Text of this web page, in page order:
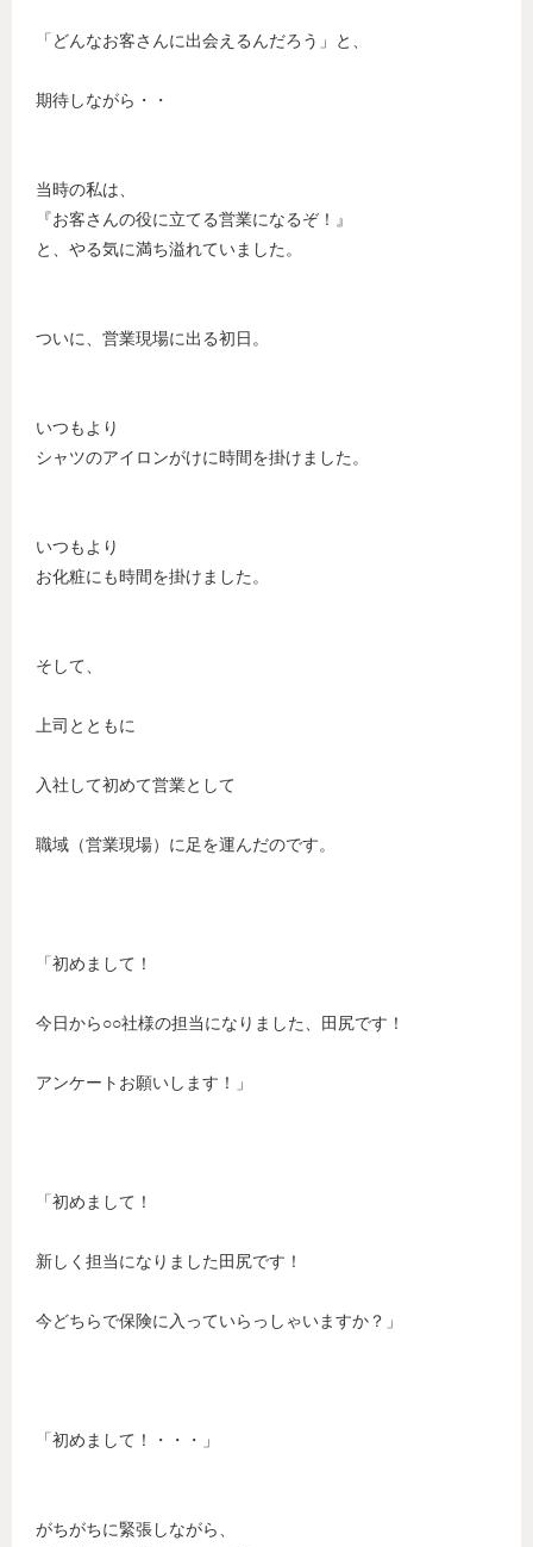
「どんなお客さんに出会えるんだろう」と、
期待しながら・・
当時の私は、
『お客さんの役に立てる営業になるぞ！』
と、やる気に満ち溢れていました。
ついに、営業現場に出る初日。
いつもより
シャツのアイロンがけに時間を掛けました。
いつもより
お化粧にも時間を掛けました。
そして、
上司とともに
入社して初めて営業として
職域（営業現場）に足を運んだのです。
「初めまして！
今日から○○社様の担当になりました、田尻です！
アンケートお願いします！」
「初めまして！
新しく担当になりました田尻です！
今どちらで保険に入っていらっしゃいますか？」
「初めまして！・・・」
がちがちに緊張しながら、